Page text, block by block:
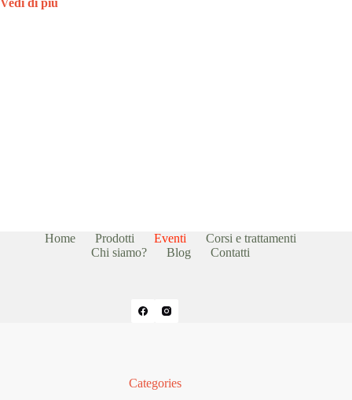
e
Home Prodotti Eventi
Corsi e trattamenti
Chi siamo?
Blog Contatti
Categories